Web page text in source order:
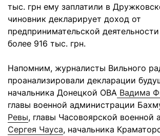
тыс. грн ему заплатили в
чиновник декларирует доход от
предпринимательской
более 916 тыс. грн.
Напомним, журналисты Вильного
проанализировали декларации
начальника Донецкой ОВА Вадима
главы военной администрации
Ревы, главы Часовоярской военной
Сергея Чауса, начальника